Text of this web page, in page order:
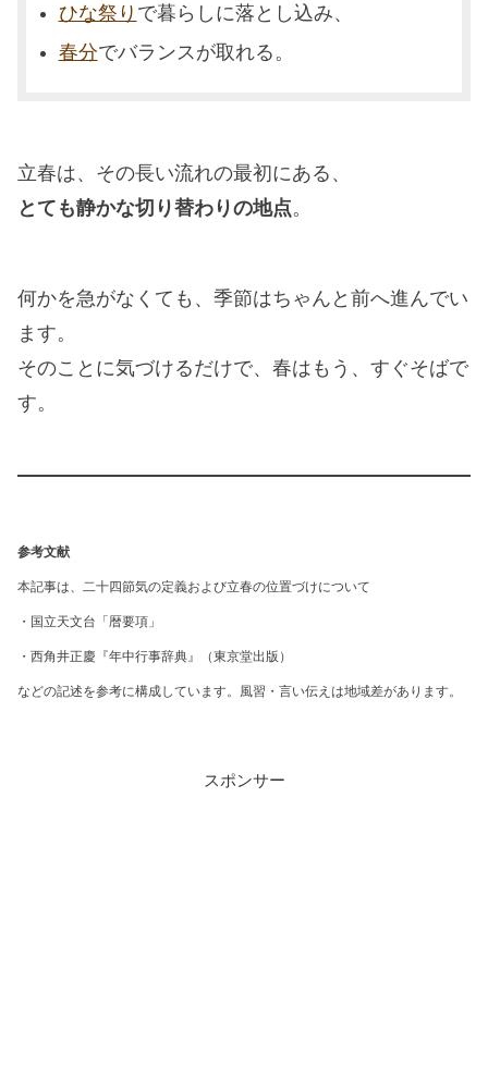
ひな祭り で暮らしに落とし込み、
春分でバランスが取れる。
立春は、その長い流れの最初にある、
とても静かな切り替わりの地点。
何かを急がなくても、季節はちゃんと前へ進んでい
ます。
そのことに気づけるだけで、春はもう、すぐそばで
す。
参考文献
本記事は、二十四節気の定義および立春の位置づけについて
・国立天文台「暦要項」
・西角井正慶『年中行事辞典』（東京堂出版）
などの記述を参考に構成しています。風習・言い伝えは地域差があります。
スポンサー